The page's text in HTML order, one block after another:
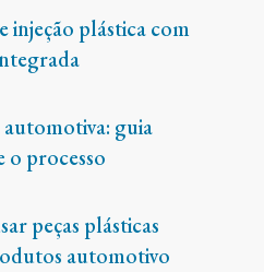
injeção plástica com
guia
o processo
peças plásticas
automotivo